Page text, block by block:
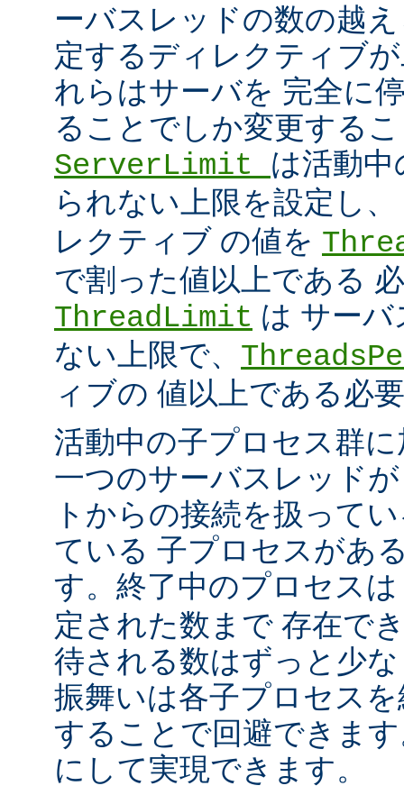
ーバスレッドの数の越
定するディレクティブ
れらはサーバを 完全に
ることでしか変更する
ServerLimit は活動
られない上限を設定し、
レクティブ の値を
で割った値以上である
ThreadLimit は サー
ない上限で、
ィブの 値以上である必
活動中の子プロセス群
一つのサーバスレッド
トからの接続を扱って
ている 子プロセスがあ
す。終了中のプロセス
定された数まで 存在で
待される数はずっと少
振舞いは各子プロセス
することで回避できま
にして実現できます。